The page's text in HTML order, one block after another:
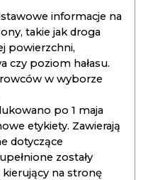
informacje na
takie jak droga
powierzchni,
czy poziom hałasu.
w wyborze
po 1 maja
etykiety. Zawierają
dotyczące
zostały
na stronę